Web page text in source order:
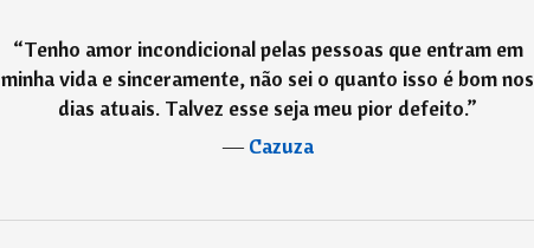
“Tenho amor incondicional pelas pessoas que entram em
minha vida e sinceramente, não sei o quanto isso é bom nos
dias atuais. Talvez esse seja meu pior defeito.”
―Cazuza